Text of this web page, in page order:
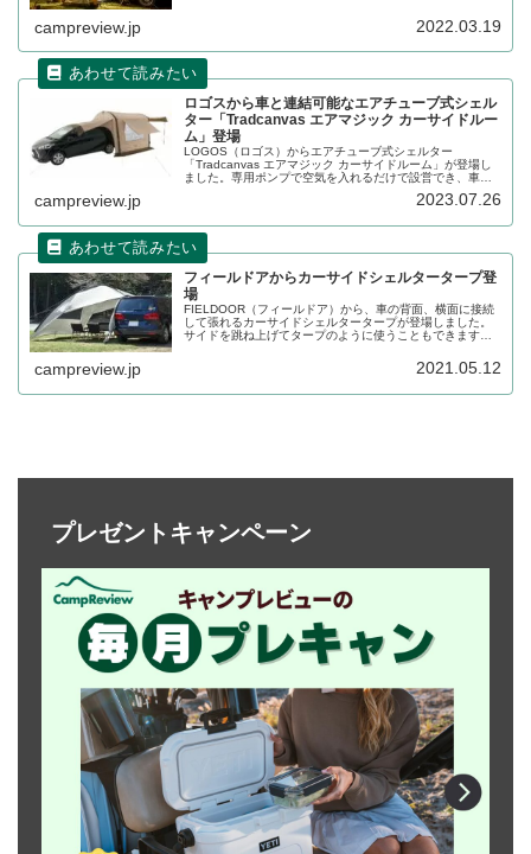
campreview.jp 2022.03.19
ロゴスから車と連結可能なエアチューブ式シェル
ター「Tradcanvas エアマジック カーサイドルー
ム」登場
LOGOS（ロゴス）からエアチューブ式シェルター
「Tradcanvas エアマジック カーサイドルーム」が登場し
ました。専用ポンプで空気を入れるだけで設営でき、車と
campreview.jp 2023.07.26
フィールドアからカーサイドシェルタータープ登
場
FIELDOOR（フィールドア）から、車の背面、横面に接続
して張れるカーサイドシェルタータープが登場しました。
サイドを跳ね上げてタープのように使うこともできます
campreview.jp 2021.05.12
プレゼントキャンペーン